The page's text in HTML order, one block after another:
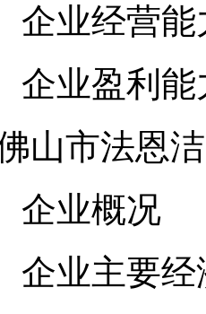
经营能
利能力
市法恩洁
概况
要经济